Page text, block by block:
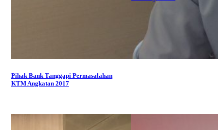
Pihak Bank Tanggapi Permasalahan
KTM Angkatan 2017